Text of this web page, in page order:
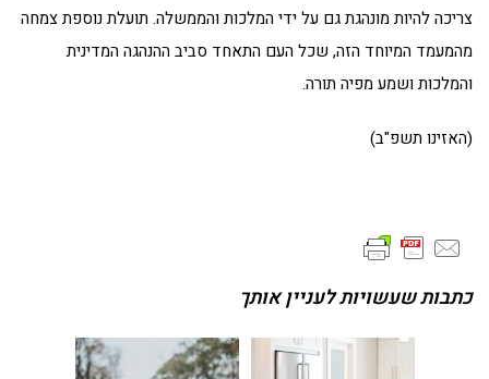
צריכה להיות מונהגת גם על ידי המלכות והממשלה. תועלת נוספת צמחה
מהמעמד המיוחד הזה, שכל העם התאחד סביב ההנהגה המדינית
והמלכות ושמע מפיה תורה.
(האזינו תשפ"ב)
כתבות שעשויות לעניין אותך